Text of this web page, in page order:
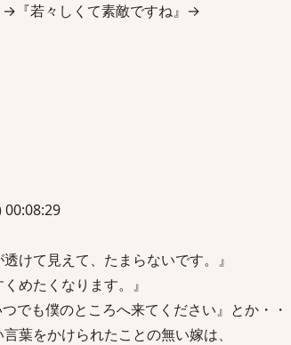
『若々しくて素敵ですね』→
00:08:29
けて見えて、たまらないです。』
めたくなります。』
でも僕のところへ来てください』とか・・
葉をかけられたことの無い嫁は、